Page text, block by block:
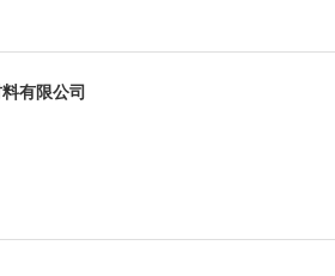
有限公司